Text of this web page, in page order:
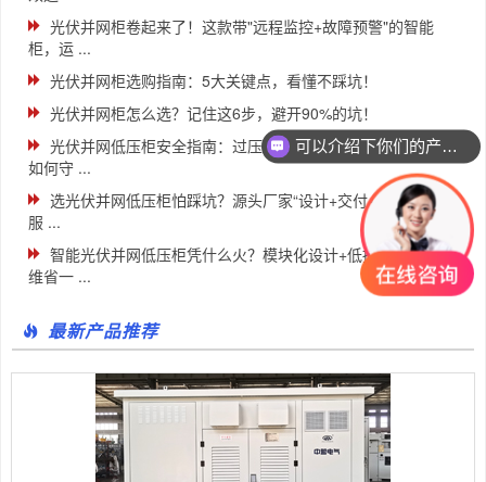
光伏并网柜卷起来了！这款带"远程监控+故障预警"的智能
柜，运 ...
光伏并网柜选购指南：5大关键点，看懂不踩坑！
光伏并网柜怎么选？记住这6步，避开90%的坑！
光伏并网低压柜安全指南：过压保护+防逆流设计，厂家实测
如何守 ...
选光伏并网低压柜怕踩坑？源头厂家“设计+交付+售后”一站式
服 ...
智能光伏并网低压柜凭什么火？模块化设计+低损耗技术，运
维省一 ...
最新产品推荐
你们是怎么收费的呢